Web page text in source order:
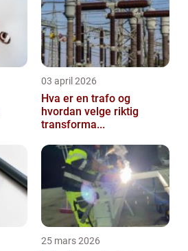
03 april 2026
Hva er en trafo og
hvordan velge riktig
transforma...
25 mars 2026